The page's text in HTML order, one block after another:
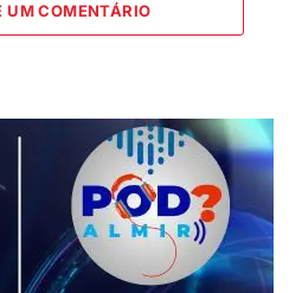
UM COMENTÁRIO